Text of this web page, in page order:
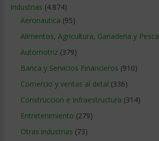
Industrias (4.874)
Aeronautica (95)
Alimentos, Agricultura, Ganaderia y Pesca
Automotriz(379)
Banca y Servicios Financieros (910)
Comercio y ventas al detal (336)
Construccion e Infraestructura (314)
Entretenimiento (279)
Otras industrias (73)